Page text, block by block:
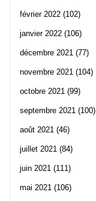
février 2022 (102)
janvier 2022 (106)
décembre 2021 (77)
novembre 2021 (104)
octobre 2021 (99)
septembre 2021 (100)
août 2021 (46)
juillet 2021 (84)
juin 2021 (111)
mai 2021 (106)